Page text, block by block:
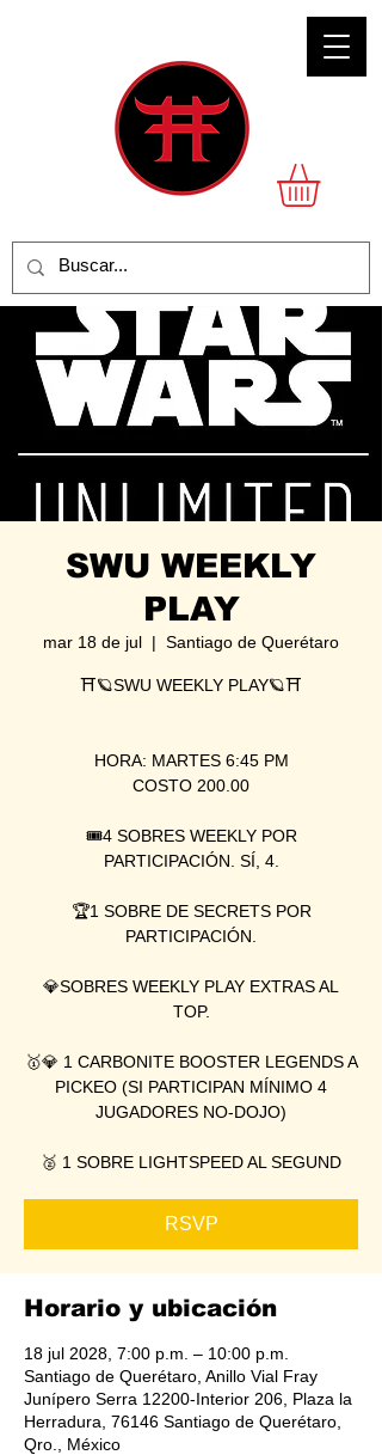
SWU WEEKLY
PLAY
mar 18 de jul
  |
Santiago de Querétaro
⛩🪐SWU WEEKLY PLAY🪐⛩
HORA: MARTES 6:45 PM
COSTO 200.00
🎟4 SOBRES WEEKLY POR
PARTICIPACIÓN. SÍ, 4.
🏆1 SOBRE DE SECRETS POR
PARTICIPACIÓN.
💎SOBRES WEEKLY PLAY EXTRAS AL
TOP.
🥇💎 1 CARBONITE BOOSTER LEGENDS A
PICKEO (SI PARTICIPAN MÍNIMO 4
JUGADORES NO-DOJO)
🥈 1 SOBRE LIGHTSPEED AL SEGUND
RSVP
Horario y ubicación
18 jul 2028, 7:00 p.m. – 10:00 p.m.
Santiago de Querétaro, Anillo Vial Fray
Junípero Serra 12200-Interior 206, Plaza la
Herradura, 76146 Santiago de Querétaro,
Qro., México